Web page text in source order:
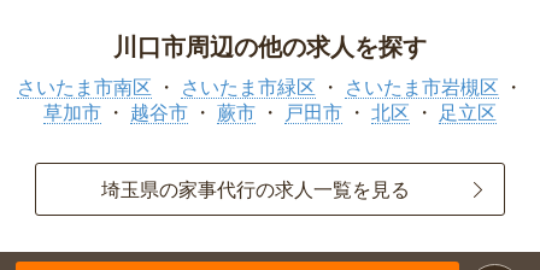
川口市周辺の他の求人を探す
さいたま市南区 さいたま市緑区
さいたま市岩槻区
草加市
越谷市 蕨市 戸田市 北区 足立区
埼玉県の家事代行の求人一覧を見る